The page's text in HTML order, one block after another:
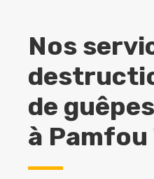
Nos
de
à